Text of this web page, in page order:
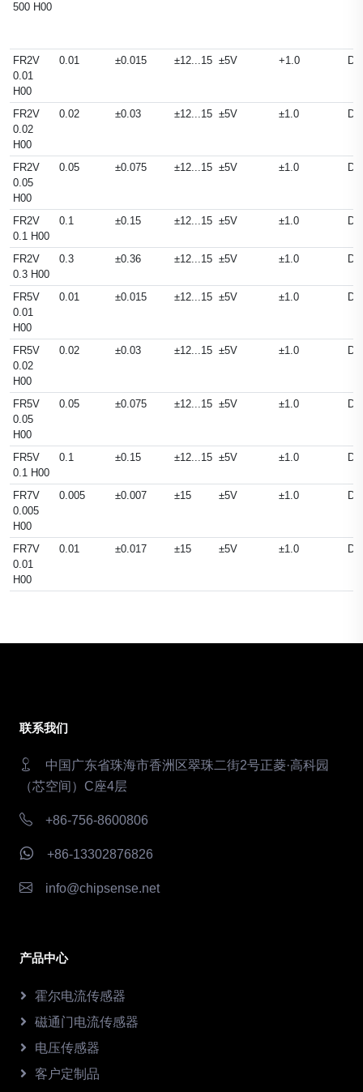
500 H00
FR2V
0.01
H00
0.01 ±0.015 ±12...15 ±5V +1.0 DC
FR2V
0.02
H00
0.02 ±0.03 ±12...15 ±5V ±1.0 DC
FR2V
0.05
H00
0.05 ±0.075 ±12...15 ±5V ±1.0 DC
FR2V
0.1 H00
0.1 ±0.15 ±12...15 ±5V ±1.0 DC
FR2V
0.3 H00
0.3 ±0.36 ±12...15 ±5V ±1.0 DC
FR5V
0.01
H00
0.01 ±0.015 ±12...15 ±5V ±1.0 DC
FR5V
0.02
H00
0.02 ±0.03 ±12...15 ±5V ±1.0 DC
FR5V
0.05
H00
0.05 ±0.075 ±12...15 ±5V ±1.0 DC
FR5V
0.1 H00
0.1 ±0.15 ±12...15 ±5V ±1.0 DC
FR7V
0.005
H00
0.005 ±0.007 ±15 ±5V ±1.0 DC
FR7V
0.01
H00
0.01 ±0.017 ±15 ±5V ±1.0 DC
联系我们
中国广东省珠海市香洲区翠珠二街2号正菱·高科园
（芯空间）C座4层
+86-756-8600806
+86-13302876826
info@chipsense.net
产品中心
霍尔电流传感器
磁通门电流传感器
电压传感器
客户定制品